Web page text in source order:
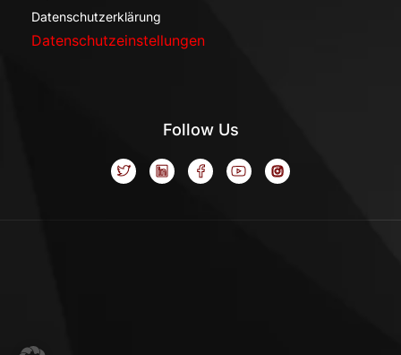
Datenschutzerklärung
Datenschutzeinstellungen
Follow Us